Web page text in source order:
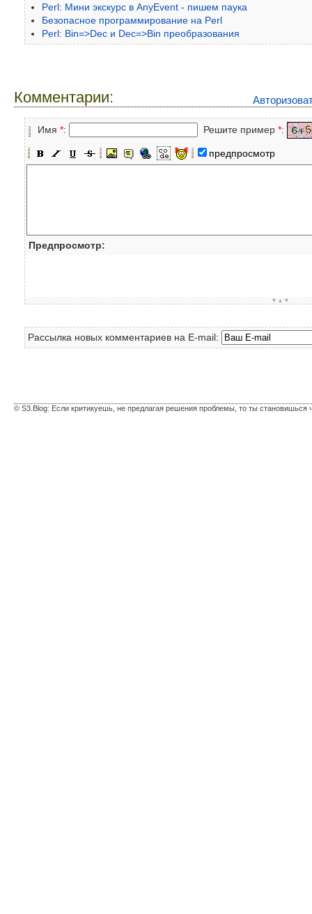
Perl: Мини экскурс в AnyEvent - пишем паука
Безопасное программирование на Perl
Perl: Bin=>Dec и Dec=>Bin преобразования
Комментарии:
Имя *: Решите пример *:
предпросмотр
Предпросмотр:
▼▲▼
Рассылка новых комментариев на E-mail:
© S3.Blog: Если критикуешь, не предлагая решения проблемы, то ты становишься